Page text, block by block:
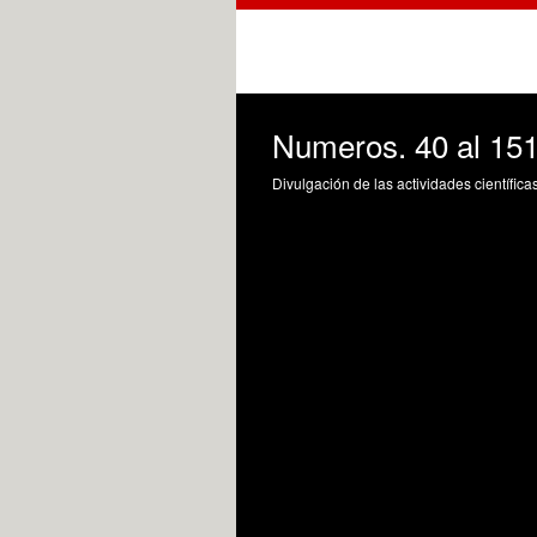
Numeros. 40 al 151
Divulgación de las actividades